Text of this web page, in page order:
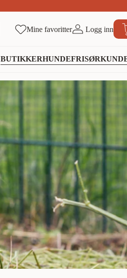
Mine favoritter Logg inn
BUTIKKERHUNDEFRISØR